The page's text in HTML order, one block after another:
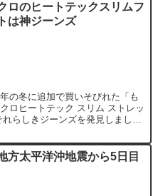
ロのヒートテックスリムフ
は神ジーンズ
の冬に追加で買いそびれた「も
ロヒートテック スリム ストレッ
らしきジーンズを発見しまし
方太平洋沖地震から5日目